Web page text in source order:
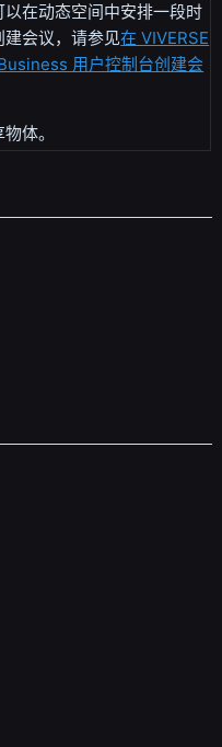
在动态空间中安排一段时
会议，请参见在 VIVERSE
用户控制台创建会
体。